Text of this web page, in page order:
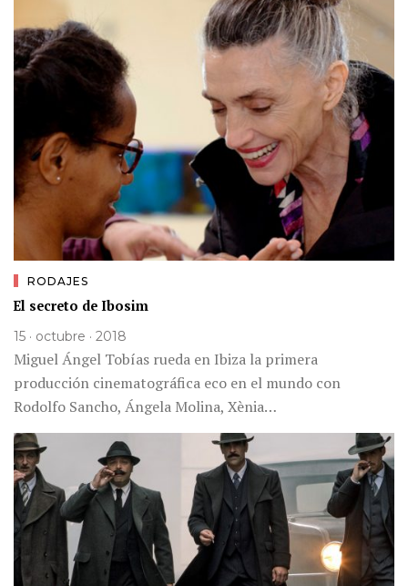
RODAJES
El secreto de Ibosim
15 · octubre · 2018
Miguel Ángel Tobías rueda en Ibiza la primera
producción cinematográfica eco en el mundo con
Rodolfo Sancho, Ángela Molina, Xènia…